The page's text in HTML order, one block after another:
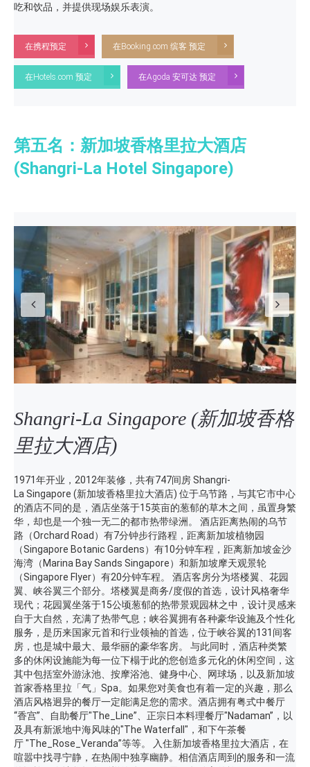
吃和饮品，并提供现场娱乐表演。
在携程预定 在Booking.com 缤客 预定
在Hotels.com 预定 在Agoda 安可达 预定
第五名：新加坡香格里拉大酒店
(Shangri-La Hotel Singapore)
Previous
Shangri-La Singapore (新加坡香格
里拉大酒店)
1971年开业，2012年装修，共有747间房 Shangri-
La Singapore (新加坡香格里拉大酒店) 位于乌节路，与其它市中心
的酒店不同的是，酒店坐落于15英亩的葱郁的草木之间，虽置身繁
华，却也是一个独一无二的都市热带绿洲。 酒店距离热闹的乌节
路（Orchard Road）有7分钟步行路程，距离新加坡植物园
（Singapore Botanic Gardens）有10分钟车程，距离新加坡金沙
海湾（Marina Bay Sands Singapore）和新加坡摩天观景轮
（Singapore Flyer）有20分钟车程。 酒店客房分为塔楼翼、花园
翼、峡谷翼三个部分。塔楼翼是商务/度假的首选，设计风格奢华
现代；花园翼坐落于15公顷葱郁的热带景观园林之中，设计灵感来
自于大自然，充满了热带气息；峡谷翼拥有各种豪华设施及个性化
服务，是历来国家元首和行业领袖的首选，位于峡谷翼的131间客
房，也是城中最大、最华丽的豪华客房。 与此同时，酒店种类繁
多的休闲设施能为每一位下榻于此的您创造多元化的休闲空间，这
其中包括室外游泳池、按摩浴池、健身中心、网球场，以及新加坡
首家香格里拉「气」Spa。如果您对美食也有着一定的兴趣，那么
酒店风格迥异的餐厅一定能满足您的需求。酒店拥有粤式中餐厅
“香宫”、自助餐厅"The_Line”、正宗日本料理餐厅"Nadaman”，以
及具有新派地中海风味的"The Waterfall"，和下午茶餐
厅 "The_Rose_Veranda”等等。 入住新加坡香格里拉大酒店，在
喧嚣中找寻宁静，在热闹中独享幽静。相信酒店周到的服务和一流